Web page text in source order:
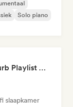
Solo piano
The Ultimate Do Not Disturb Playlist 🔕 Neo-Classical & Ambient Piano
slaapkamer